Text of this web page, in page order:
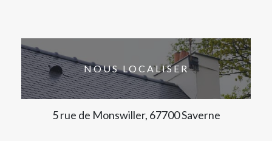
NOUS LOCALISER
5 rue de Monswiller, 67700 Saverne